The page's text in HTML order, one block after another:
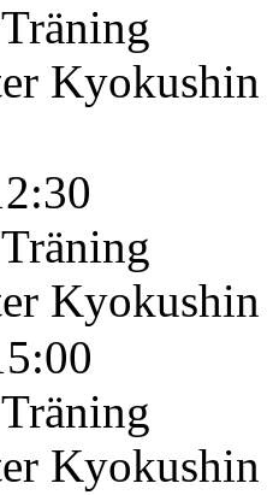
Träning
Träning
Träning